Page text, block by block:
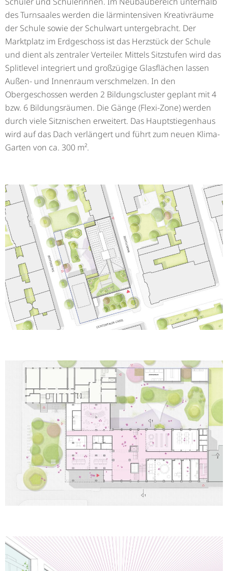
des Turnsaales werden die lärmintensiven Kreativräume
der Schule sowie der Schulwart untergebracht. Der
Marktplatz im Erdgeschoss ist das Herzstück der Schule
und dient als zentraler Verteiler. Mittels Sitzstufen wird das
Splitlevel integriert und großzügige Glasflächen lassen
Außen- und Innenraum verschmelzen. In den
Obergeschossen werden 2 Bildungscluster geplant mit 4
bzw. 6 Bildungsräumen. Die Gänge (Flexi-Zone) werden
durch viele Sitznischen erweitert. Das Hauptstiegenhaus
wird auf das Dach verlängert und führt zum neuen Klima-
Garten von ca. 300 m².